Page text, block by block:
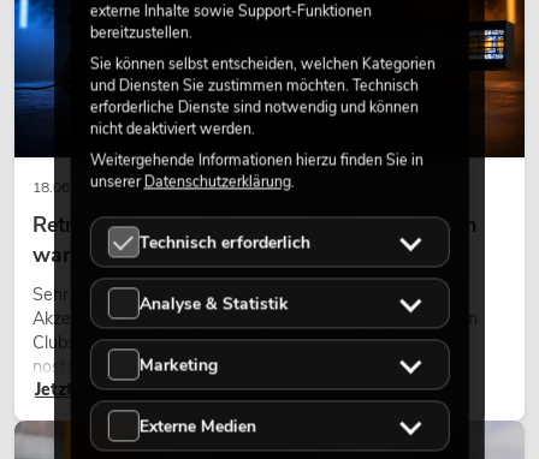
18.06.2026
Retro-Licht im modernen Lichtdesign: Warum
warmes Licht wieder wirkt
Sehr warmes Licht, sichtbare Leuchtflächen und farbige
Akzente prägen viele aktuelle Lichtdesigns auf Bühnen, in
Clubs und bei Events. Retro-Licht ist dabei kein rein
nostalgischer Effekt, sondern ein bewusst eingesetztes
Gestaltungsmittel: Es schafft Atmosphäre, gibt Szenen
Charakter und kann technische LED-Setups emotionaler
wirken lassen.
Jetzt lesen
LICHT
externe Inhalte sowie Support-Funktionen
bereitzustellen.
Sie können selbst entscheiden, welchen Kategorien
und Diensten Sie zustimmen möchten. Technisch
erforderliche Dienste sind notwendig und können
nicht deaktiviert werden.
Weitergehende Informationen hierzu finden Sie in
unsererDatenschutzerklärung.
Technisch erforderlich
Analyse & Statistik
Marketing
Externe Medien